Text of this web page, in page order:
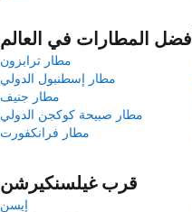
أفضل المطارات في العالم
مطار ترابزون
مطار إسطنبول الدولي
مطار جنيف
مطار صبيحة كوكجن الدولي
مطار فرانكفورت
قرب غيلسنكيرشن
إيسن